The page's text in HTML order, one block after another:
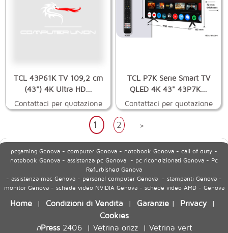
TCL 43P61K TV 109,2 cm
(43") 4K Ultra HD...
Contattaci per quotazione
TCL P7K Serie Smart TV
QLED 4K 43" 43P7K...
Contattaci per quotazione
1 2 >
pcgaming Genova - computer Genova - notebook Genova - call of duty -
notebook Genova - assistenza pc Genova - pc ricondizionati Genova - Pc
Refurbished Genova
- assistenza mac Genova - personal computer Genova - stampanti Genova -
monitor Genova - schede video NVIDIA Genova - schede video AMD - Genova
Home | Condizioni di Vendita | Garanzie | Privacy|
Cookies
nPress2406| Vetrina orizz| Vetrina vert